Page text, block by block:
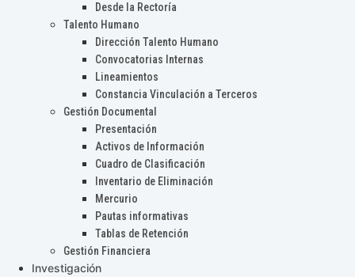
Desde la Rectoría
Talento Humano
Dirección Talento Humano
Convocatorias Internas
Lineamientos
Constancia Vinculación a Terceros
Gestión Documental
Presentación
Activos de Información
Cuadro de Clasificación
Inventario de Eliminación
Mercurio
Pautas informativas
Tablas de Retención
Gestión Financiera
Investigación